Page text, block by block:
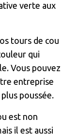
verte aux
tours de cou
qui
Vous pouvez
entreprise
poussée.
est non
il est aussi